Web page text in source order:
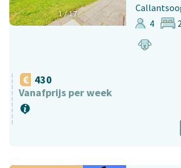
1/17
4
430
Vanafprijs per week